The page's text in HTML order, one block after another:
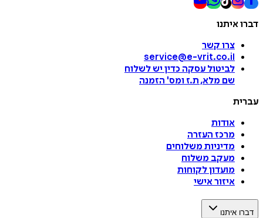
דברו איתנו
צרו קשר
service@e-vrit.co.il
לביטול עסקה כדין יש לשלוח
שם מלא, ת.ז ומס' הזמנה
עברית
אודות
מרכז העזרה
מדיניות משלוחים
מעקב משלוח
מועדון לקוחות
איזור אישי
דברו איתנו